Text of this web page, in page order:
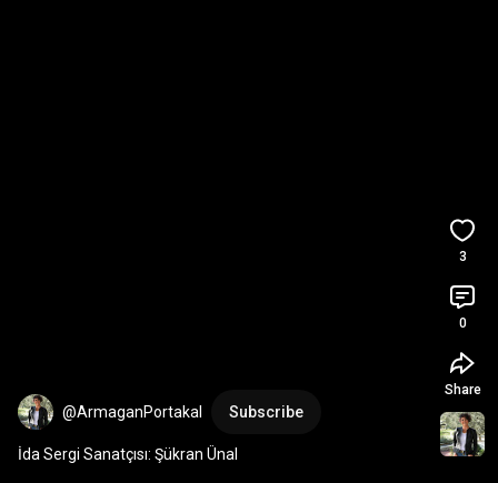
@ArmaganPortakal Subscribe
İda Sergi Sanatçısı: Şükran Ünal
3
0
Share